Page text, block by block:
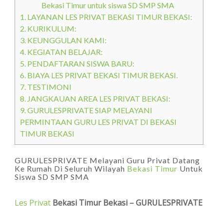
Bekasi Timur untuk siswa SD SMP SMA
1. LAYANAN LES PRIVAT BEKASI TIMUR BEKASI:
2. KURIKULUM:
3. KEUNGGULAN KAMI:
4. KEGIATAN BELAJAR:
5. PENDAFTARAN SISWA BARU:
6. BIAYA LES PRIVAT BEKASI TIMUR BEKASI.
7. TESTIMONI
8. JANGKAUAN AREA LES PRIVAT BEKASI:
9.GURULESPRIVATE SIAP MELAYANI
PERMINTAAN GURU LES PRIVAT DI BEKASI
TIMUR BEKASI
GURULESPRIVATE Melayani Guru Privat Datang
Ke Rumah Di Seluruh Wilayah Bekasi Timur Untuk
Siswa SD SMP SMA
Les Privat Bekasi Timur Bekasi – GURULESPRIVATE